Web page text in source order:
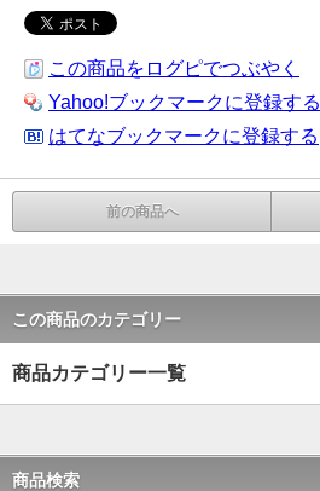
この商品をログピでつぶやく
Yahoo!ブックマークに登録する
はてなブックマークに登録する
前の商品へ
この商品のカテゴリー
商品カテゴリー一覧
商品検索